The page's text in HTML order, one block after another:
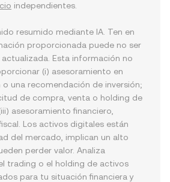
independientes.
resumido mediante IA. Ten en
proporcionada puede no ser
Esta información no
(i) asesoramiento en
una recomendación de inversión;
de compra, venta o holding de
asesoramiento financiero,
Los activos digitales están
del mercado, implican un alto
perder valor. Analiza
trading o el holding de activos
para tu situación financiera y